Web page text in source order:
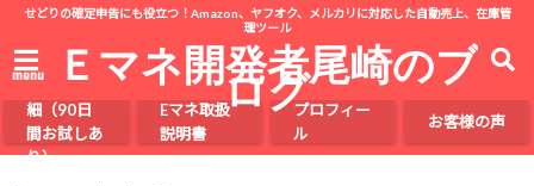
せどりの確定申告にも役立つ！Amazon、ヤフオク、メルカリに対応した自動売上、在庫管
理ツール
menu Ｅマネ開発者尾崎のブ
ログ
Eマネの詳
細（90日
間お試しあ
り）
Eマネ取扱
説明書
プロフィー
ル
お客様の声